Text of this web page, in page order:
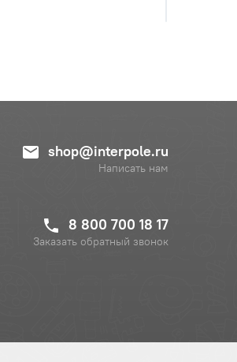
shop@interpole.ru
Написать нам
8 800 700 18 17
Заказать обратный звонок